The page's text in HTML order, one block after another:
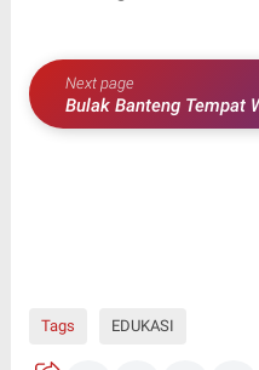
Next page
Bulak Banteng Tempat
Jakarta yang Wajib
Tags EDUKASI